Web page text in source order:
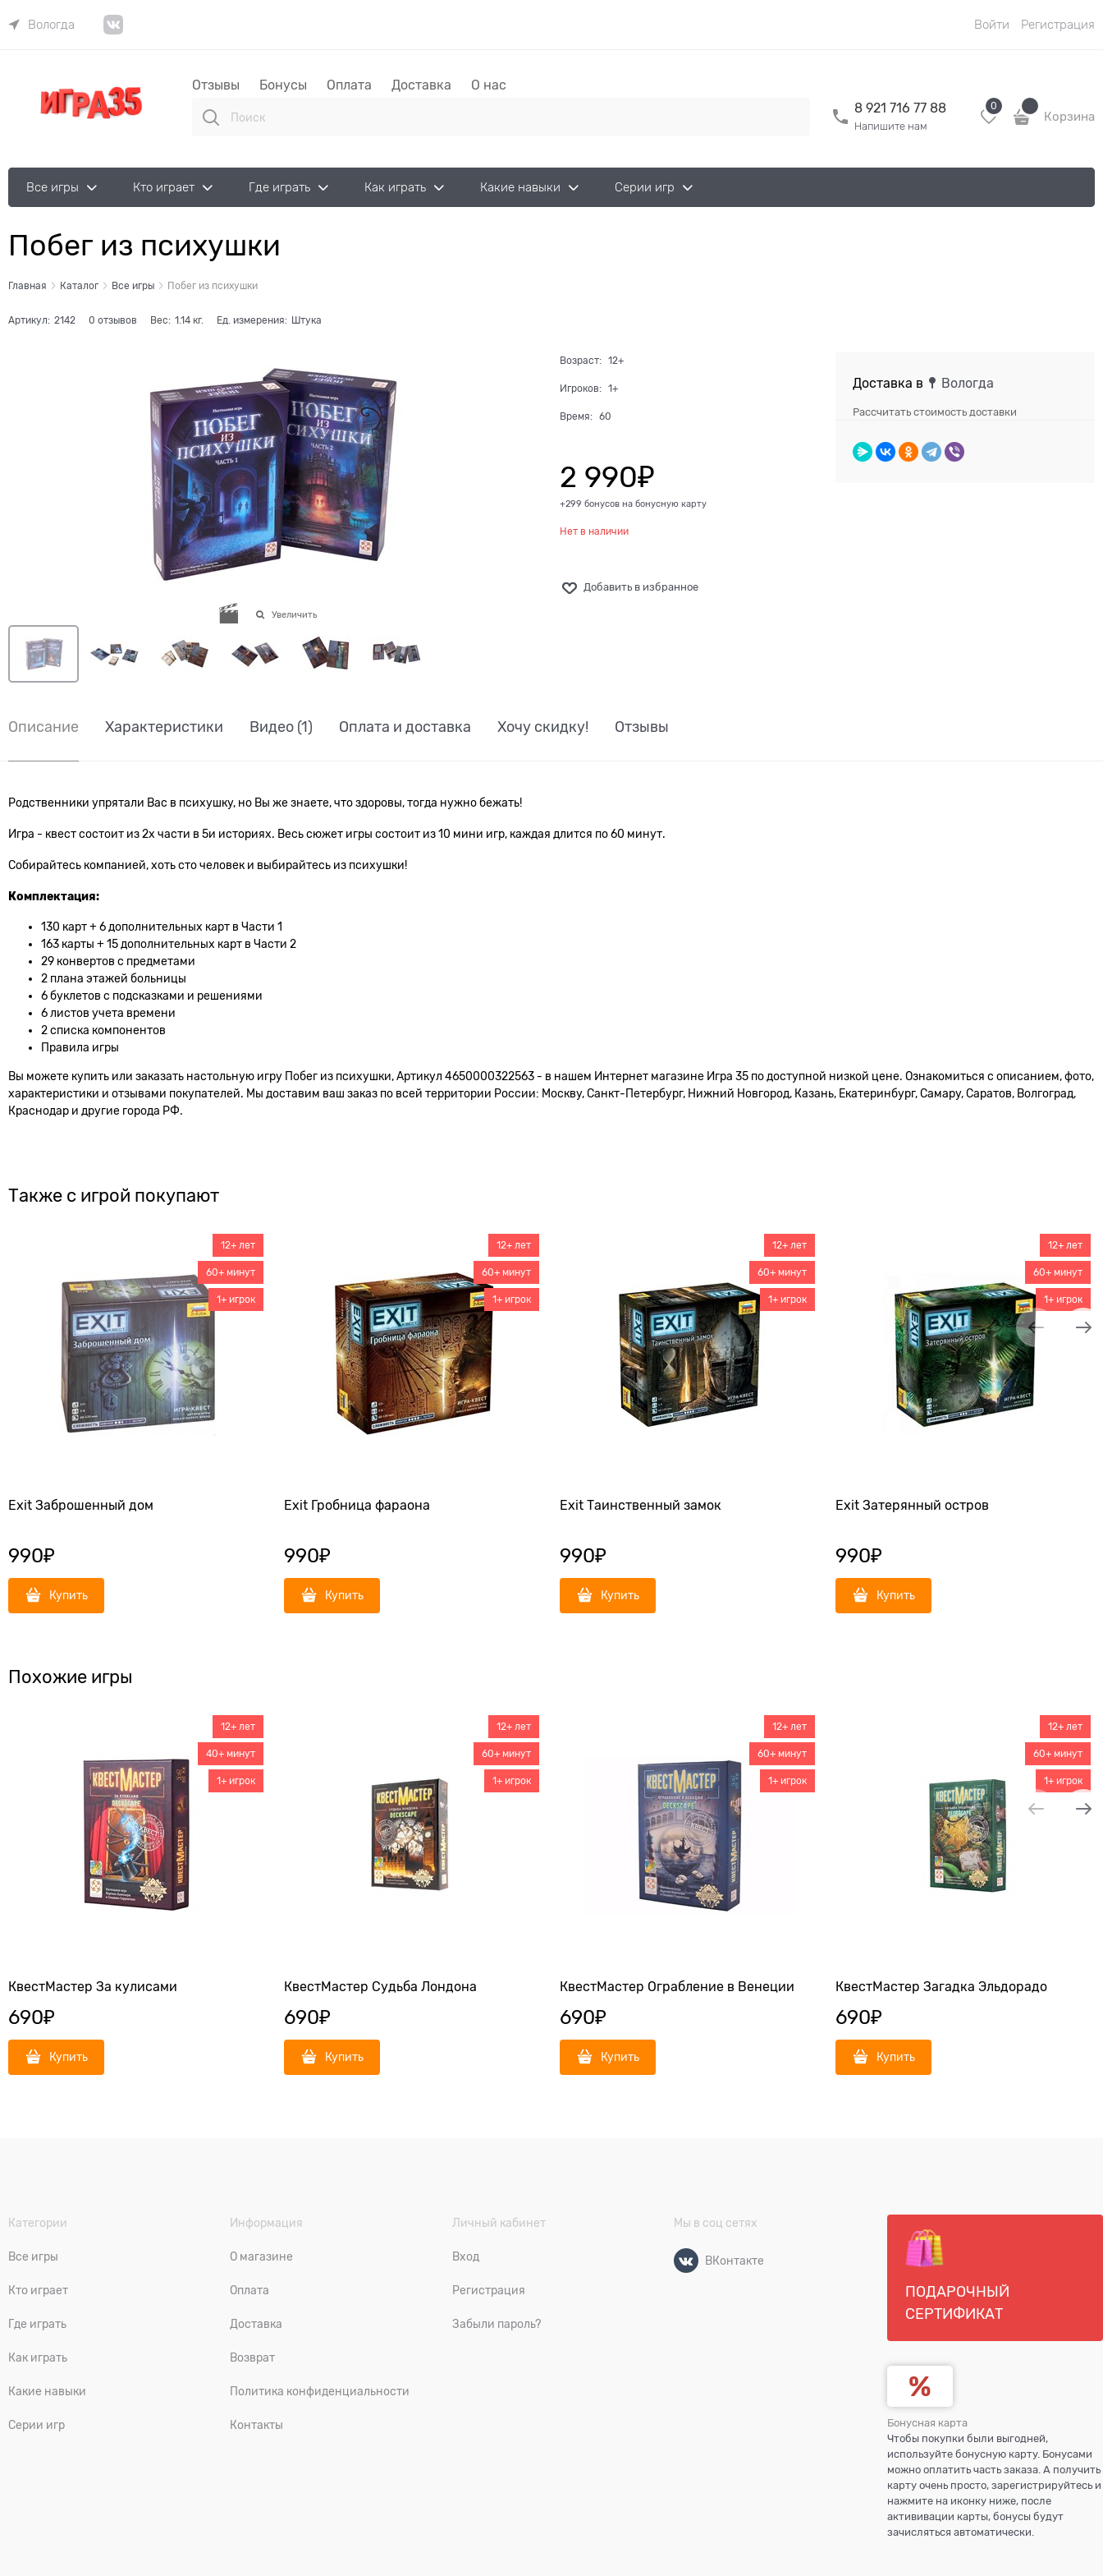
Вологда Войти Регистрация
Отзывы Бонусы Оплата Доставка
О нас
8 921 716 77 88
Напишите нам
0
Корзина
Все игры Кто играет Где играть Как играть Какие навыки Серии игр
Побег из психушки
Главная Каталог Все игры Побег из психушки
Артикул: 2142 0 отзывов Вес: 1.14 кг. Ед. измерения: Штука
Увеличить
Возраст: 12+
Игроков: 1+
Время: 60
2 990₽
+299 бонусов на бонусную карту
Нет в наличии
Добавить в избранное
Доставка в Вологда
Рассчитать стоимость доставки
Описание Характеристики Видео (1) Оплата и доставка Хочу скидку! Отзывы
Родственники упрятали Вас в психушку, но Вы же знаете, что здоровы, тогда нужно бежать!
Игра - квест состоит из 2х части в 5и историях. Весь сюжет игры состоит из 10 мини игр, каждая длится по 60 минут.
Собирайтесь компанией, хоть сто человек и выбирайтесь из психушки!
Комплектация:
130 карт + 6 дополнительных карт в Части 1
163 карты + 15 дополнительных карт в Части 2
29 конвертов с предметами
2 плана этажей больницы
6 буклетов с подсказками и решениями
6 листов учета времени
2 списка компонентов
Правила игры
Вы можете купить или заказать настольную игру Побег из психушки, Артикул 4650000322563 - в нашем Интернет магазине Игра 35 по доступной низкой цене. Ознакомиться с описанием, фото,
характеристики и отзывами покупателей. Мы доставим ваш заказ по всей территории России: Москву, Санкт-Петербург, Нижний Новгород, Казань, Екатеринбург, Самару, Саратов, Волгоград,
Краснодар и другие города РФ.
Также с игрой покупают
Exit Заброшенный дом
12+ лет
60+ минут
1+ игрок
990₽
Купить
Exit Гробница фараона
12+ лет
60+ минут
1+ игрок
990₽
Купить
Exit Таинственный замок
12+ лет
60+ минут
1+ игрок
990₽
Купить
Exit Затерянный остров
12+ лет
60+ минут
1+ игрок
990₽
Купить
Похожие игры
КвестМастер За кулисами
12+ лет
40+ минут
1+ игрок
690₽
Купить
КвестМастер Судьба Лондона
12+ лет
60+ минут
1+ игрок
690₽
Купить
КвестМастер Ограбление в Венеции
12+ лет
60+ минут
1+ игрок
690₽
Купить
КвестМастер Загадка Эльдорадо
12+ лет
60+ минут
1+ игрок
690₽
Купить
Категории
Все игры
Кто играет
Где играть
Как играть
Какие навыки
Серии игр
Информация
О магазине
Оплата
Доставка
Возврат
Политика конфиденциальности
Контакты
Личный кабинет
Вход
Регистрация
Забыли пароль?
Мы в соц сетях
ВКонтакте
ПОДАРОЧНЫЙ
СЕРТИФИКАТ
Бонусная карта
Чтобы покупки были выгодней,
используйте бонусную карту. Бонусами
можно оплатить часть заказа. А получить
карту очень просто, зарегистрируйтесь и
нажмите на иконку ниже, после
актививации карты, бонусы будут
зачисляться автоматически.